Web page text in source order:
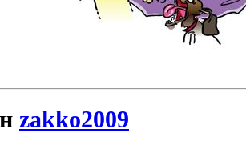
zakko2009